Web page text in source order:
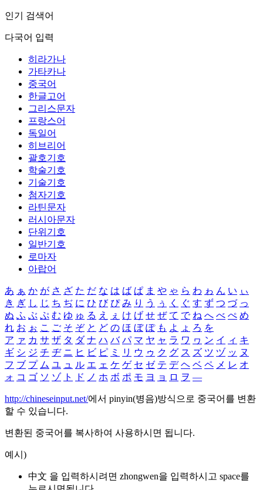
인기 검색어
다국어 입력
히라가나
가타카나
중국어
한글고어
그리스문자
프랑스어
독일어
히브리어
괄호기호
학술기호
기술기호
첨자기호
라틴문자
러시아문자
단위기호
일반기호
로마자
아랍어
あ ぁ か が さ ざ た だ な は ば ぱ ま や ゃ ら わ ゎ ん い ぃ
き ぎ し じ ち ぢ に ひ び ぴ み り う ぅ く ぐ す ず つ づ っ
ぬ ふ ぶ ぷ む ゆ ゅ る え ぇ け げ せ ぜ て で ね へ べ ぺ め
れ お ぉ こ ご そ ぞ と ど の ほ ぼ ぽ も よ ょ ろ を
ア ァ カ サ ザ タ ダ ナ ハ バ パ マ ヤ ャ ラ ワ ヮ ン イ ィ キ
ギ シ ジ チ ヂ ニ ヒ ビ ピ ミ リ ウ ゥ ク グ ス ズ ツ ヅ ッ ヌ
フ ブ プ ム ユ ュ ル エ ェ ケ ゲ セ ゼ テ デ ヘ ベ ペ メ レ オ
ォ コ ゴ ソ ゾ ト ド ノ ホ ボ ポ モ ヨ ョ ロ ヲ ―
http://chineseinput.net/에서 pinyin(병음)방식으로 중국어를 변환
할 수 있습니다.
변환된 중국어를 복사하여 사용하시면 됩니다.
예시)
中文 을 입력하시려면 zhongwen을 입력하시고 space를